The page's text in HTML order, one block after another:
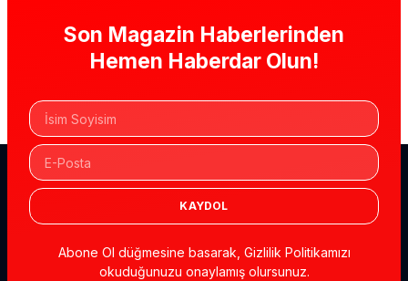
Son Magazin Haberlerinden
Hemen Haberdar Olun!
KAYDOL
Abone Ol düğmesine basarak, Gizlilik Politikamızı
okuduğunuzu onaylamış olursunuz.